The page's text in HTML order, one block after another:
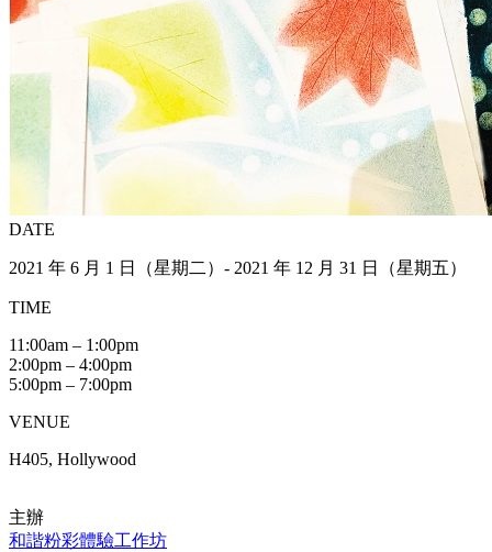
DATE
2021 年 6 月 1 日（星期二）- 2021 年 12 月 31 日（星期五）
TIME
11:00am – 1:00pm
2:00pm – 4:00pm
5:00pm – 7:00pm
VENUE
H405, Hollywood
主辦
和諧粉彩體驗工作坊